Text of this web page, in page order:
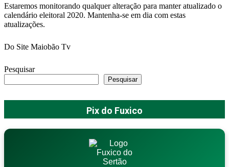
Estaremos monitorando qualquer alteração para manter atualizado o
calendário eleitoral 2020. Mantenha-se em dia com estas
atualizações.
Do Site Maiobão Tv
Pesquisar
Pesquisar
Pix do Fuxico